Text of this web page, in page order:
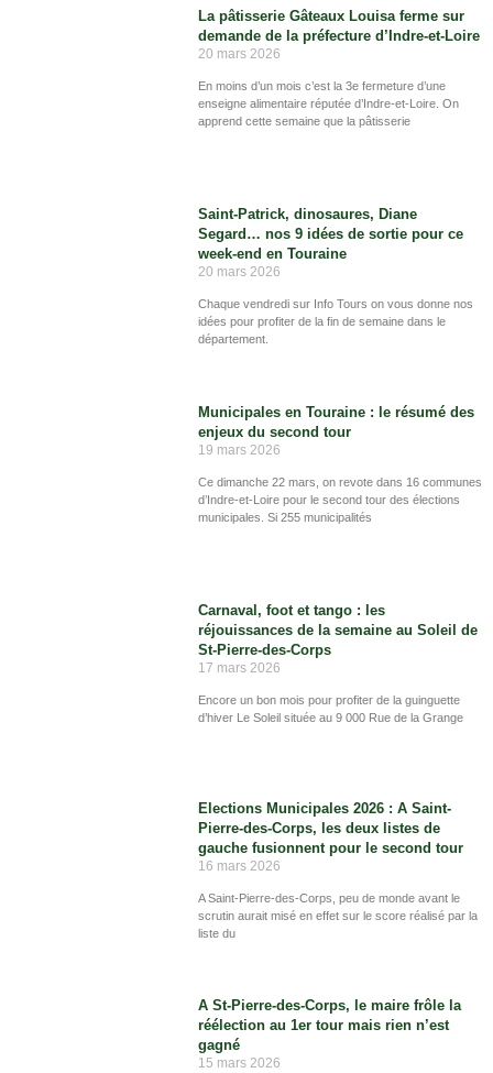
La pâtisserie Gâteaux Louisa ferme sur
demande de la préfecture d’Indre-et-Loire
20 mars 2026
En moins d’un mois c’est la 3e fermeture d’une
enseigne alimentaire réputée d’Indre-et-Loire. On
apprend cette semaine que la pâtisserie
Saint-Patrick, dinosaures, Diane
Segard… nos 9 idées de sortie pour ce
week-end en Touraine
20 mars 2026
Chaque vendredi sur Info Tours on vous donne nos
idées pour profiter de la fin de semaine dans le
département.
Municipales en Touraine : le résumé des
enjeux du second tour
19 mars 2026
Ce dimanche 22 mars, on revote dans 16 communes
d’Indre-et-Loire pour le second tour des élections
municipales. Si 255 municipalités
Carnaval, foot et tango : les
réjouissances de la semaine au Soleil de
St-Pierre-des-Corps
17 mars 2026
Encore un bon mois pour profiter de la guinguette
d’hiver Le Soleil située au 9 000 Rue de la Grange
Elections Municipales 2026 : A Saint-
Pierre-des-Corps, les deux listes de
gauche fusionnent pour le second tour
16 mars 2026
A Saint-Pierre-des-Corps, peu de monde avant le
scrutin aurait misé en effet sur le score réalisé par la
liste du
A St-Pierre-des-Corps, le maire frôle la
réélection au 1er tour mais rien n’est
gagné
15 mars 2026